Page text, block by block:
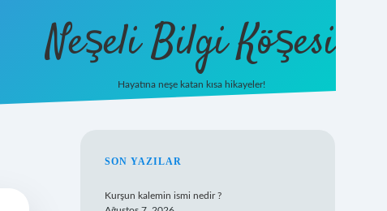
Neşeli Bilgi Köşesi
Hayatına neşe katan kısa hikayeler!
SIDEBAR
SON YAZILAR
Kurşun kalemin ismi nedir ?